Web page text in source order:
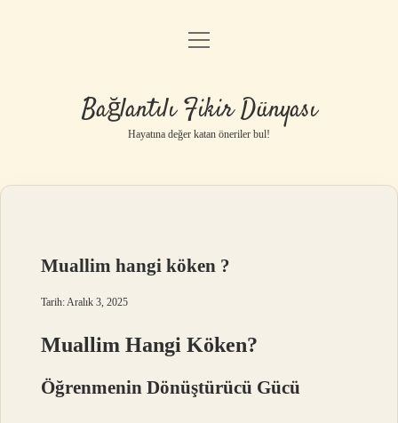
Anasayfa
Yasal Uyarı
menüyü
Bağlantılı Fikir Dünyası
Hayatına değer katan öneriler bul!
Muallim hangi köken ?
Tarih: Aralık 3, 2025
Muallim Hangi Köken?
Öğrenmenin Dönüştürücü Gücü